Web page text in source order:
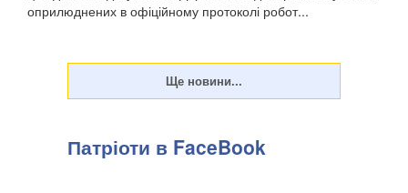
оприлюднених в офіційному протоколі робот...
Патріоти в FaceBook